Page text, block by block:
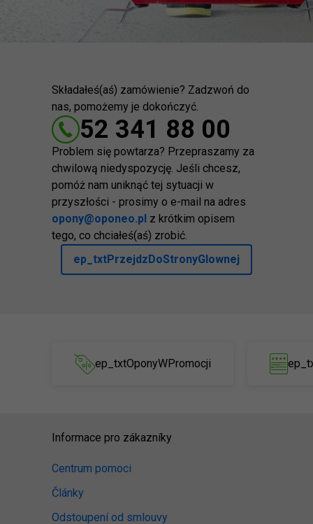
Składałeś(aś) zamówienie? Zadzwoń do
nas, pomożemy je dokończyć.
52 341 88 00
Problem się powtarza? Przepraszamy za
chwilową niedyspozycję. Jeśli chcesz,
pomóż nam uniknąć tej sytuacji w
przyszłości - prosimy o e-mail na adres
opony@oponeo.pl z krótkim opisem
tego, co chciałeś(aś) zrobić.
ep_txtPrzejdzDoStronyGlownej
ep_txtOponyWPromocji
Informace pro zákazníky
Centrum pomoci
Články
Odstoupení od smlouvy